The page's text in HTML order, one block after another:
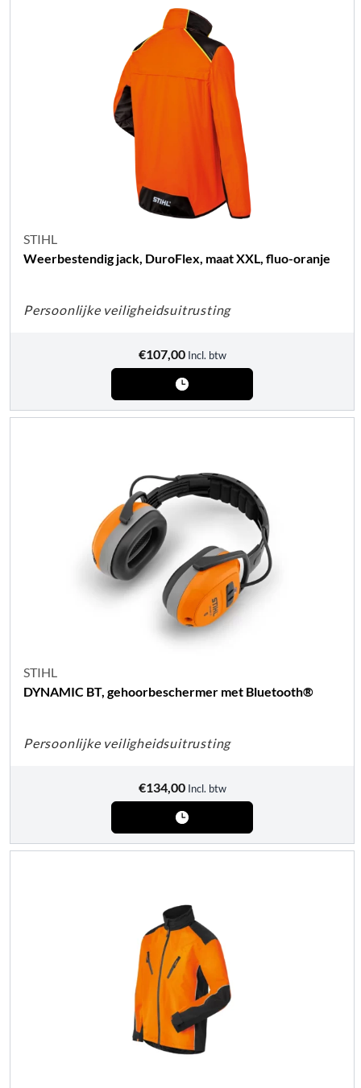
STIHL
Weerbestendig jack, DuroFlex, maat XXL, fluo-oranje
Persoonlijke veiligheidsuitrusting
€107,00 Incl. btw
STIHL
DYNAMIC BT, gehoorbeschermer met Bluetooth®
Persoonlijke veiligheidsuitrusting
€134,00 Incl. btw